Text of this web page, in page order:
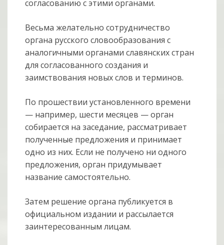
согласованию с этими органами.
Весьма желательно сотрудничество
органа русского словообразования с
аналогичными органами славянских стран
для согласованного создания и
заимствования новых слов и терминов.
По прошествии установленного времени
— например, шести месяцев — орган
собирается на заседание, рассматривает
полученные предложения и принимает
одно из них. Если не получено ни одного
предложения, орган придумывает
название самостоятельно.
Затем решение органа публикуется в
официальном издании и рассылается
заинтересованным лицам.